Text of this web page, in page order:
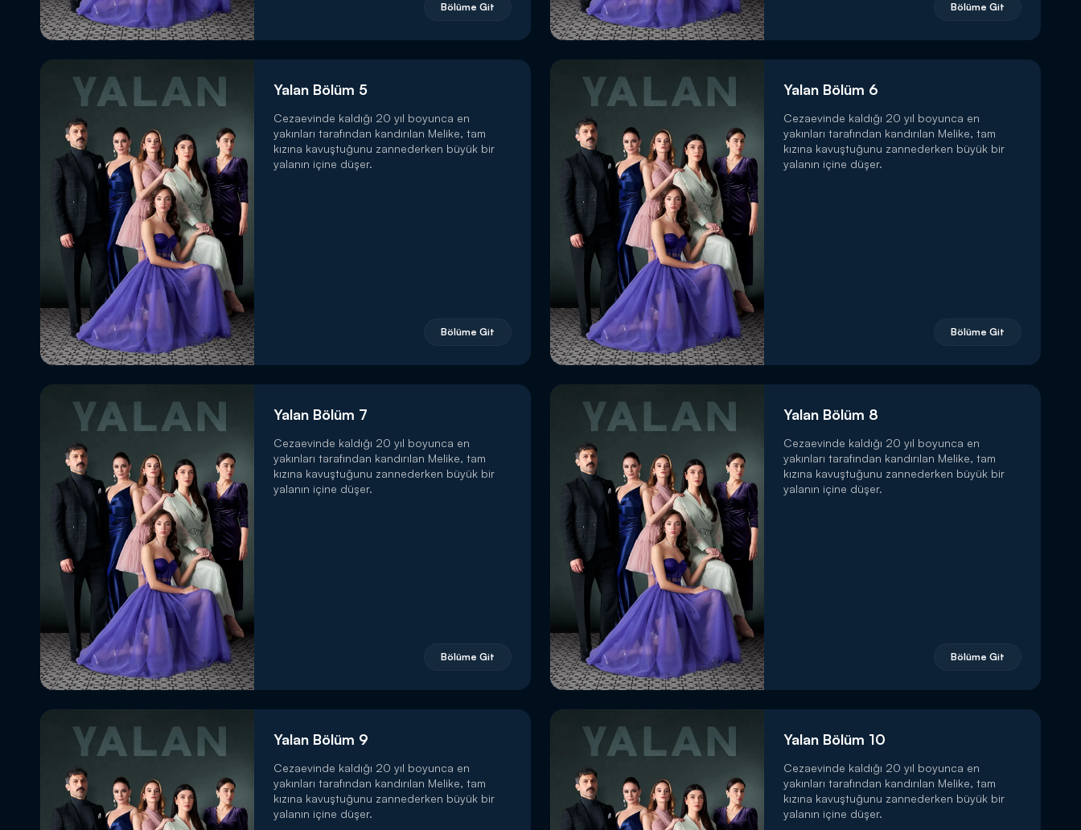
Bölüme Git Bölüme Git
Yalan Bölüm 5
Cezaevinde kaldığı 20 yıl boyunca en
yakınları tarafından kandırılan Melike, tam
kızına kavuştuğunu zannederken büyük bir
yalanın içine düşer.
Bölüme Git
Yalan Bölüm 6
Cezaevinde kaldığı 20 yıl boyunca en
yakınları tarafından kandırılan Melike, tam
kızına kavuştuğunu zannederken büyük bir
yalanın içine düşer.
Bölüme Git
Yalan Bölüm 7
Cezaevinde kaldığı 20 yıl boyunca en
yakınları tarafından kandırılan Melike, tam
kızına kavuştuğunu zannederken büyük bir
yalanın içine düşer.
Bölüme Git
Yalan Bölüm 8
Cezaevinde kaldığı 20 yıl boyunca en
yakınları tarafından kandırılan Melike, tam
kızına kavuştuğunu zannederken büyük bir
yalanın içine düşer.
Bölüme Git
Yalan Bölüm 9
Cezaevinde kaldığı 20 yıl boyunca en
yakınları tarafından kandırılan Melike, tam
kızına kavuştuğunu zannederken büyük bir
yalanın içine düşer.
Yalan Bölüm 10
Cezaevinde kaldığı 20 yıl boyunca en
yakınları tarafından kandırılan Melike, tam
kızına kavuştuğunu zannederken büyük bir
yalanın içine düşer.